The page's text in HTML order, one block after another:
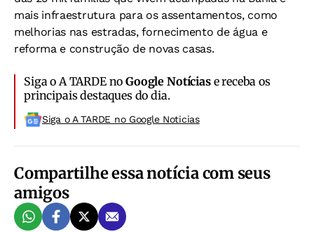
mais infraestrutura para os assentamentos, como
melhorias nas estradas, fornecimento de água e
reforma e construção de novas casas.
Siga o A TARDE noGoogle Notíciase receba os
principais destaques do dia.
Siga o A TARDE no Google Noticias
Compartilhe essa notícia com seus
amigos